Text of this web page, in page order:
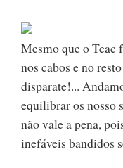
Mesmo que o Teac
nos cabos e no
disparate!...
equilibrar os nosso
não vale a pena,
inefáveis bandidos